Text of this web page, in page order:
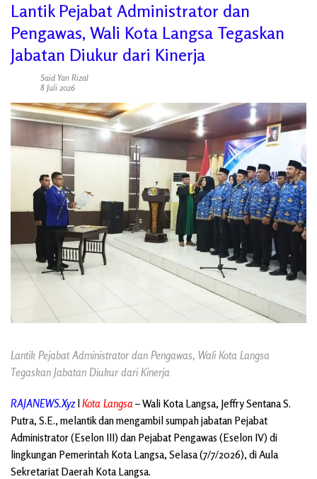
Lantik Pejabat Administrator dan
Pengawas, Wali Kota Langsa Tegaskan
Jabatan Diukur dari Kinerja
Said Yan Rizal
8 Juli 2026
Lantik Pejabat Administrator dan Pengawas, Wali Kota Langsa
Tegaskan Jabatan Diukur dari Kinerja
RAJANEWS.XyzlKota Langsa – Wali Kota Langsa, Jeffry Sentana S.
Putra, S.E., melantik dan mengambil sumpah jabatan Pejabat
Administrator (Eselon III) dan Pejabat Pengawas (Eselon IV) di
lingkungan Pemerintah Kota Langsa, Selasa (7/7/2026), di Aula
Sekretariat Daerah Kota Langsa.